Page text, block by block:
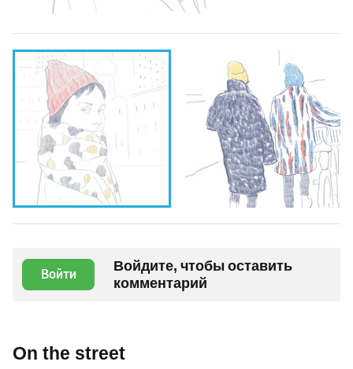
Войти
Войдите, чтобы оставить
комментарий
On the street